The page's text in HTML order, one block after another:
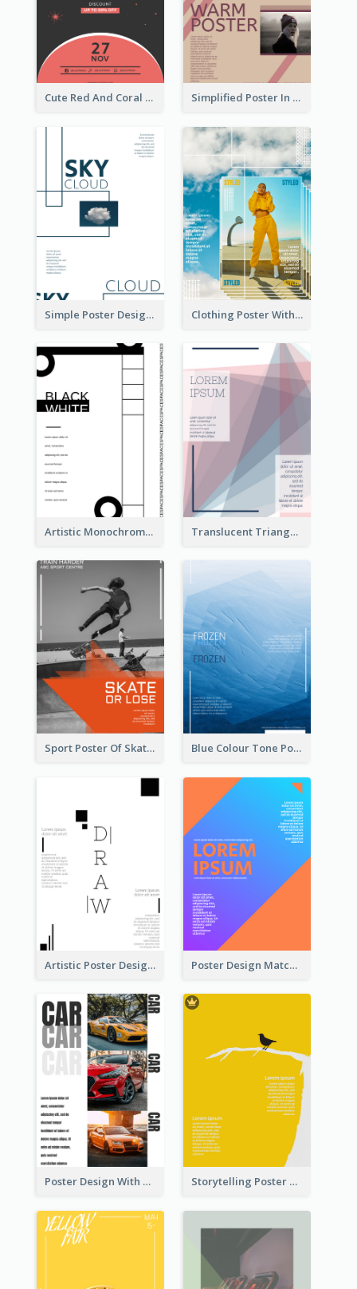
Cute Red And Coral Starry Black Friday Deal Poster Simplified Poster In Warm Colour Tone
Simple Poster Design Using Space And Linear Decoration Clothing Poster With Linear Decorations
Artistic Monochrome Poster About Colour Translucent Triangular Poster With Fixed Colour
Sport Poster Of Skating Blue Colour Tone Poster Of Frozen
Artistic Poster Design With Good Using Of Space Poster Design Matching Different Colour Gradient
Poster Design With Triple Information of Cars Storytelling Poster With Images